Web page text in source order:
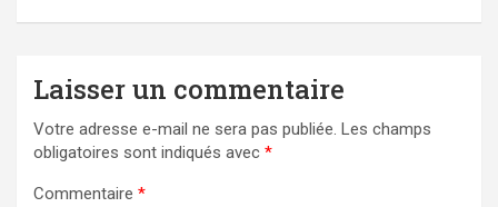
Laisser un commentaire
Votre adresse e-mail ne sera pas publiée. Les champs
obligatoires sont indiqués avec *
Commentaire *